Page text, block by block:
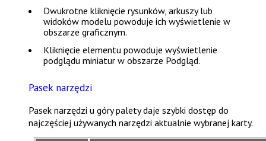
Dwukrotne kliknięcie rysunków, arkuszy lub
widoków modelu powoduje ich wyświetlenie w
obszarze graficznym.
Kliknięcie elementu powoduje wyświetlenie
podglądu miniatur w obszarze Podgląd.
Pasek narzędzi
Pasek narzędzi u góry palety daje szybki dostęp do
najczęściej używanych narzędzi aktualnie wybranej karty.